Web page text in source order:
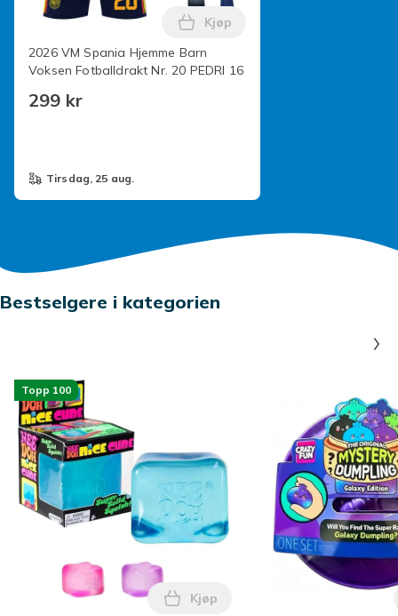
2026 VM Spania Hjemme Barn
Voksen Fotballdrakt Nr. 20 PEDRI 16
299 kr
Legg 2026 VM Spania
Kjøp
tirsdag, 25 aug.
Bestselgere i kategorien
Topp 100
Legg Needoh Nice Cube
Kjøp